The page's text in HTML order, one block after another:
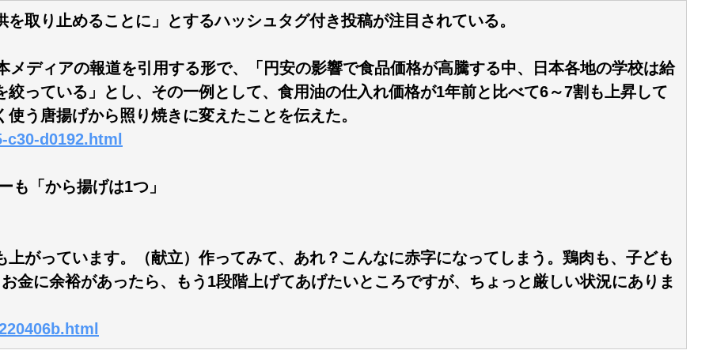
取り止めることに」とするハッシュタグ付き投稿が注目されている。
ディアの報道を引用する形で、「円安の影響で食品価格が高騰する中、日本各地の学校は給
っている」とし、その一例として、食用油の仕入れ価格が1年前と比べて6～7割も上昇して
う唐揚げから照り焼きに変えたことを伝えた。
d0192.html
も「から揚げは1つ」
がっています。（献立）作ってみて、あれ？こんなに赤字になってしまう。鶏肉も、子ども
金に余裕があったら、もう1段階上げてあげたいところですが、ちょっと厳しい状況にありま